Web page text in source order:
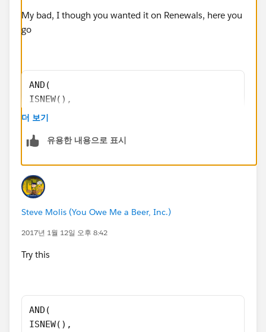
My bad, I though you wanted it on Renewals, here you
go
AND(
ISNEW(),
CASE(Type,
"Upsell" , 1 ,
)
더 보기
유용한 내용으로 표시
Steve Molis (You Owe Me a Beer, Inc.)
2017년 1월 12일 오후 8:42
Try this
AND(
ISNEW(),